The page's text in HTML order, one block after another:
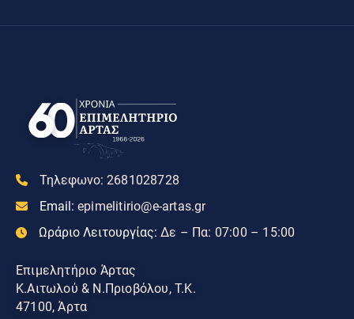
Τηλεφωνο: 2681028728
Email: epimelitirio@e-artas.gr
Ωράριο Λειτουργίας: Δε – Πα: 07:00 – 15:00
Επιμελητήριο Άρτας
Κ.Αιτωλού & Ν.Πριοβόλου, Τ.Κ.
47100, Άρτα